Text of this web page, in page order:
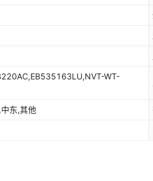
WT-
东,其他